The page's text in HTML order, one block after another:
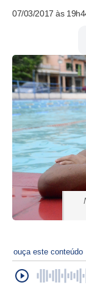
07/03/2017 às
ouça este conteúdo